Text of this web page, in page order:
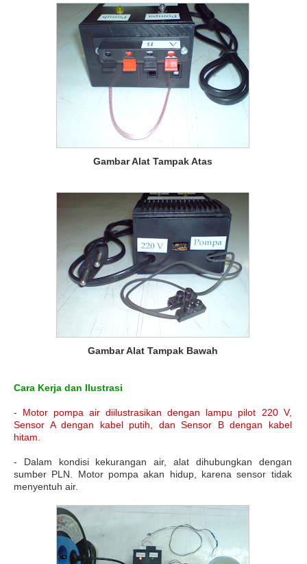
Gambar Alat Tampak Atas
Gambar Alat Tampak Bawah
Cara Kerja dan Ilustrasi
- Motor pompa air diilustrasikan dengan lampu pilot 220 V,
Sensor A dengan kabel putih, dan Sensor B dengan kabel
hitam.
- Dalam kondisi kekurangan air, alat dihubungkan dengan
sumber PLN. Motor pompa akan hidup, karena sensor tidak
menyentuh air.